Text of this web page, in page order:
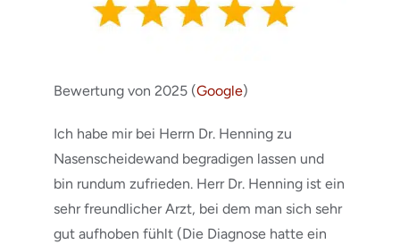
Bewertung von 2025 (Google)
Ich habe mir bei Herrn Dr. Henning zu
Nasenscheidewand begradigen lassen und
bin rundum zufrieden. Herr Dr. Henning ist ein
sehr freundlicher Arzt, bei dem man sich sehr
gut aufhoben fühlt (Die Diagnose hatte ein